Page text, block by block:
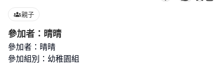
親子
參加者：晴晴
參加者：晴晴
參加組別：幼稚園組